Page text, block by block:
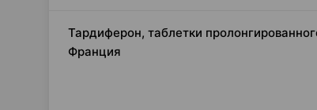
Тардиферон, таблетки
Франция